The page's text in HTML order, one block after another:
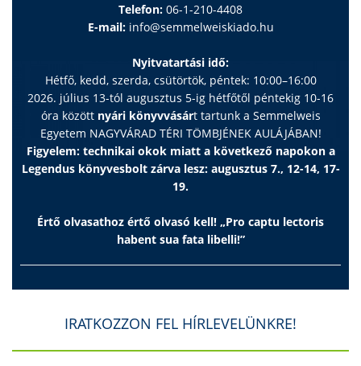
Telefon: 06-1-210-4408
E-mail: info@semmelweiskiado.hu
Nyitvatartási idő:
Hétfő, kedd, szerda, csütörtök, péntek: 10:00–16:00
2026. július 13-tól augusztus 5-ig hétfőtől péntekig 10-16
óra között nyári könyvvásárt tartunk a Semmelweis
Egyetem NAGYVÁRAD TÉRI TÖMBJÉNEK AULÁJÁBAN!
Figyelem: technikai okok miatt a következő napokon a
Legendus könyvesbolt zárva lesz: augusztus 7., 12-14, 17-
19.
Értő olvasathoz értő olvasó kell! „Pro captu lectoris
habent sua fata libelli!”
IRATKOZZON FEL HÍRLEVELÜNKRE!